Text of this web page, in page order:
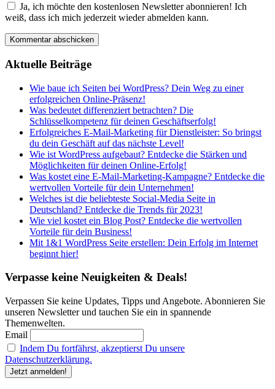
Ja, ich möchte den kostenlosen Newsletter abonnieren! Ich
weiß, dass ich mich jederzeit wieder abmelden kann.
Aktuelle Beiträge
Wie baue ich Seiten bei WordPress? Dein Weg zu einer
erfolgreichen Online-Präsenz!
Was bedeutet differenziert betrachten? Die
Schlüsselkompetenz für deinen Geschäftserfolg!
Erfolgreiches E-Mail-Marketing für Dienstleister: So bringst
du dein Geschäft auf das nächste Level!
Wie ist WordPress aufgebaut? Entdecke die Stärken und
Möglichkeiten für deinen Online-Erfolg!
Was kostet eine E-Mail-Marketing-Kampagne? Entdecke die
wertvollen Vorteile für dein Unternehmen!
Welches ist die beliebteste Social-Media Seite in
Deutschland? Entdecke die Trends für 2023!
Wie viel kostet ein Blog Post? Entdecke die wertvollen
Vorteile für dein Business!
Mit 1&1 WordPress Seite erstellen: Dein Erfolg im Internet
beginnt hier!
Verpasse keine Neuigkeiten & Deals!
Verpassen Sie keine Updates, Tipps und Angebote. Abonnieren Sie
unseren Newsletter und tauchen Sie ein in spannende
Themenwelten.
Email
Indem Du fortfährst, akzeptierst Du unsere
Datenschutzerklärung.